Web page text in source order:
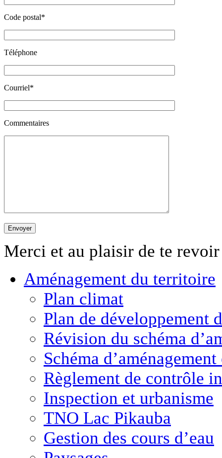
Code postal*
Téléphone
Courriel*
Commentaires
Merci et au plaisir de te
Aménagement du territoire
Plan climat
Plan de développement
Révision du schéma
Schéma
Règlement de contrôle
Inspection et urbanisme
TNO Lac Pikauba
Gestion des cours d’eau